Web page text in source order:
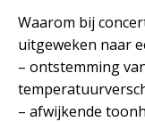
Waarom bij
uitgeweken naar
– ontstemming
– afwijkende